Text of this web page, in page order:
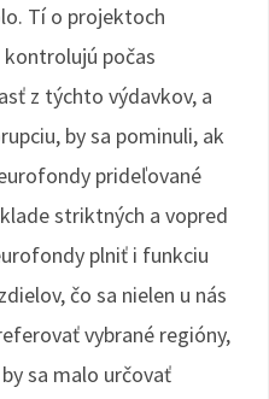
Tí o projektoch
počas
z týchto výdavkov, a
by sa pominuli, ak
prideľované
striktných a vopred
plniť i funkciu
čo sa nielen u nás
vybrané regióny,
sa malo určovať